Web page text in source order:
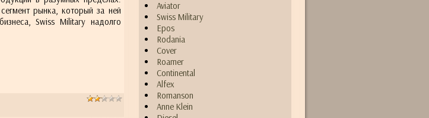
рынка, который за ней
Swiss Military надолго
Aviator
Swiss Military
Epos
Rodania
Cover
Roamer
Continental
Alfex
Romanson
Anne Klein